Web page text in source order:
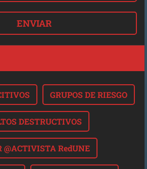
GRUPOS DE RIESGO
DESTRUCTIVOS
@ACTIVISTA RedUNE